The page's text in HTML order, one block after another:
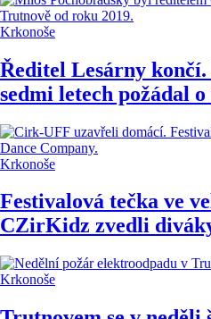
Krkonoše
Ředitel Lesárny
sedmi letech požádal
Krkonoše
Festivalová tečka ve
CZirKidz zvedli
Krkonoše